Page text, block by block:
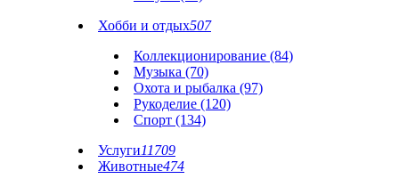
Хобби и отдых507
Коллекционирование (84)
Музыка (70)
Охота и рыбалка (97)
Рукоделие (120)
Спорт (134)
Услуги11709
Животные474